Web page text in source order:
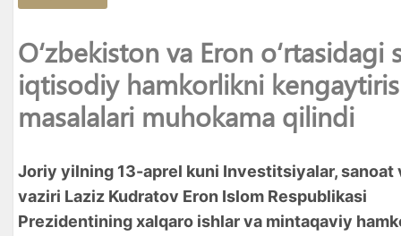
Oʻzbekiston va Eron oʻrtasidagi
iqtisodiy hamkorlikni
masalalari muhokama qilindi
Joriy yilning 13-aprel kuni Investitsiyalar, sanoat
vaziri Laziz Kudratov Eron Islom Respublikasi
Prezidentining xalqaro ishlar va mintaqaviy